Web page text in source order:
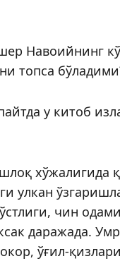
Навоийнинг
топса
у китоб
хўжалигида
улкан
чин
даражада.
ўғил-